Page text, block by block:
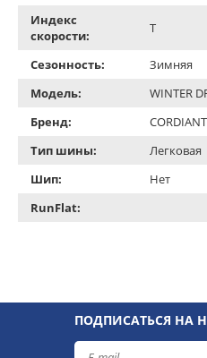
Индекс
скорости:
T
Сезонность:
Зимняя
Модель:
WINTER
Бренд:
CORDIANT
Тип шины:
Легковая
Шип:
Нет
RunFlat:
ПОДПИСАТЬСЯ НА